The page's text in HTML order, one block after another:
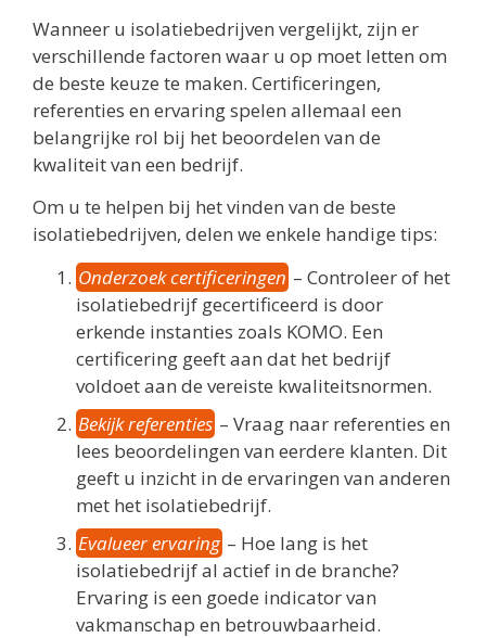
Wanneer u isolatiebedrijven vergelijkt, zijn er
verschillende factoren waar u op moet letten om
de beste keuze te maken. Certificeringen,
referenties en ervaring spelen allemaal een
belangrijke rol bij het beoordelen van de
kwaliteit van een bedrijf.
Om u te helpen bij het vinden van de beste
isolatiebedrijven, delen we enkele handige tips:
Onderzoek certificeringen – Controleer of het
isolatiebedrijf gecertificeerd is door
erkende instanties zoals KOMO. Een
certificering geeft aan dat het bedrijf
voldoet aan de vereiste kwaliteitsnormen.
Bekijk referenties – Vraag naar referenties en
lees beoordelingen van eerdere klanten. Dit
geeft u inzicht in de ervaringen van anderen
met het isolatiebedrijf.
Evalueer ervaring – Hoe lang is het
isolatiebedrijf al actief in de branche?
Ervaring is een goede indicator van
vakmanschap en betrouwbaarheid.